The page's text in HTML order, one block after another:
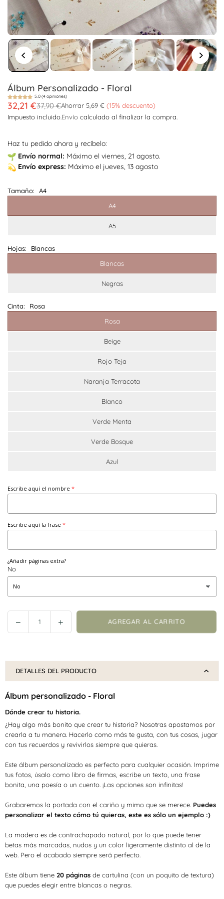
Álbum Personalizado - Floral
5.0 (4 opiniones)
Precio
habitual
32,21 €37,90 €Ahorrar 5,69 € (15% descuento)
Impuesto incluido.Envío calculado al finalizar la compra.
Haz tu pedido ahora y recíbelo:
Envíonormal: Máximo el viernes, 21 agosto.
Envíoexpress: Máximo el jueves, 13 agosto
Tamaño:
A4
A4
A5
Hojas:
Blancas
Blancas
Negras
Cinta:
Rosa
Rosa
Beige
Rojo Teja
Naranja Terracota
Blanco
Verde Menta
Verde Bosque
Azul
Escribe aquí el nombre
Escribe aquí la frase
¿Añadir páginas extra?
No
Reducir
cantidad
Incrementar
cantidad
AGREGAR AL CARRITO
DETALLES DEL PRODUCTO
Álbum personalizado - Floral
Dónde crear tu historia.
¿Hay algo más bonito que crear tu historia? Nosotras apostamos por
crearla a tu manera. Hacerlo como más te gusta, con tus cosas, jugar
con tus recuerdos y revivirlos siempre que quieras.
Este álbum personalizado es perfecto para cualquier ocasión. Imprime
tus fotos, úsalo como libro de firmas, escribe un texto, una frase
bonita, una poesía o un cuento. ¡Las opciones son infinitas!
Grabaremos la portada con el cariño y mimo que se merece. Puedes
personalizar el texto cómo tú quieras, este es sólo un ejemplo :)
La madera es de contrachapado natural, por lo que puede tener
betas más marcadas, nudos y un color ligeramente distinto al de la
web. Pero el acabado siempre será perfecto.
Este álbum tiene 20 páginas de cartulina (con un poquito de textura)
que puedes elegir entre blancas o negras.